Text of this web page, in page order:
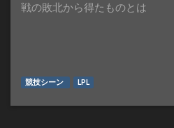
戦の敗北から得たものとは
競技シーン
LPL